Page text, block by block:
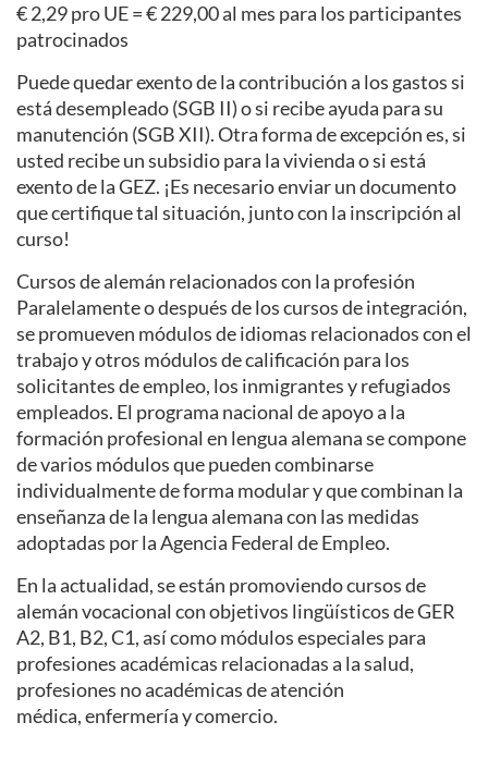
€ 2,29 pro UE = € 229,00 al mes para los participantes
patrocinados
Puede quedar exento de la contribución a los gastos si
está desempleado (SGB II) o si recibe ayuda para su
manutención (SGB XII). Otra forma de excepción es, si
usted recibe un subsidio para la vivienda o si está
exento de la GEZ. ¡Es necesario enviar un documento
que certifique tal situación, junto con la inscripción al
curso!
Cursos de alemán relacionados con la profesión
Paralelamente o después de los cursos de integración,
se promueven módulos de idiomas relacionados con el
trabajo y otros módulos de calificación para los
solicitantes de empleo, los inmigrantes y refugiados
empleados. El programa nacional de apoyo a la
formación profesional en lengua alemana se compone
de varios módulos que pueden combinarse
individualmente de forma modular y que combinan la
enseñanza de la lengua alemana con las medidas
adoptadas por la Agencia Federal de Empleo.
En la actualidad, se están promoviendo cursos de
alemán vocacional con objetivos lingüísticos de GER
A2, B1, B2, C1, así como módulos especiales para
profesiones académicas relacionadas a la salud,
profesiones no académicas de atención
médica, enfermería y comercio.